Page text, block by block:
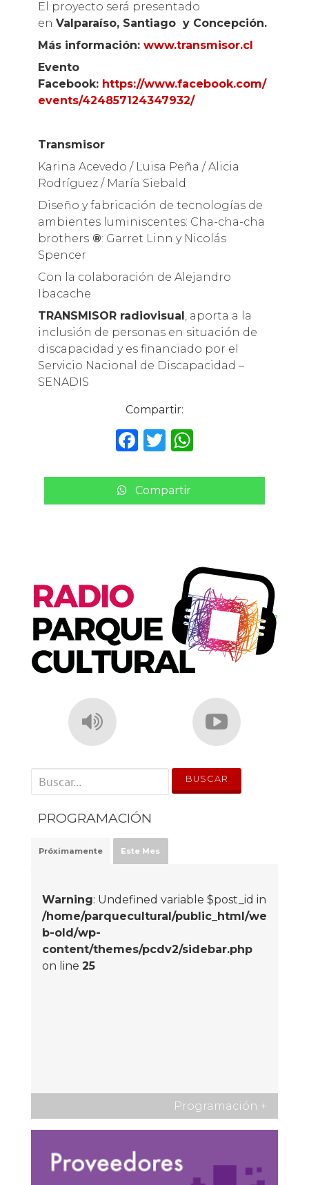
El proyecto será presentado
en Valparaíso, Santiago y Concepción.
Más información: www.transmisor.cl
Evento
Facebook: https://www.facebook.com/
events/424857124347932/
Transmisor
Karina Acevedo / Luisa Peña / Alicia
Rodríguez / María Siebald
Diseño y fabricación de tecnologías de
ambientes luminiscentes: Cha-cha-cha
brothers®: Garret Linn y Nicolás
Spencer
Con la colaboración de Alejandro
Ibacache
TRANSMISOR radiovisual , aporta a la
inclusión de personas en situación de
discapacidad y es financiado por el
Servicio Nacional de Discapacidad –
SENADIS
Compartir:
F
c
e
T
it
te
W
a
ts
p
Compartir
' . __('Search for:') . '
PROGRAMACIÓN
Próximamente Este Mes
Warning: Undefined variable $post_id in
/home/parquecultural/public_html/we
b-old/wp-
content/themes/pcdv2/sidebar.php
on line 25
Programación +